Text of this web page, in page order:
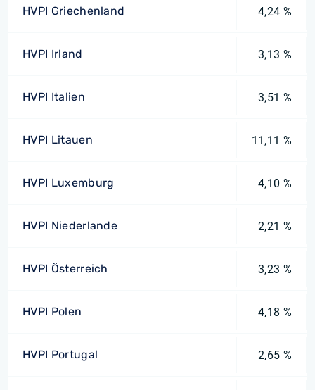
HVPI Griechenland 4,24 %
HVPI Irland 3,13 %
HVPI Italien 3,51 %
HVPI Litauen 11,11 %
HVPI Luxemburg 4,10 %
HVPI Niederlande 2,21 %
HVPI Österreich 3,23 %
HVPI Polen 4,18 %
HVPI Portugal 2,65 %